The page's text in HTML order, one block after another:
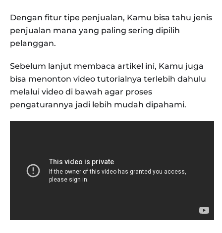
Dengan fitur tipe penjualan, Kamu bisa tahu jenis
penjualan mana yang paling sering dipilih
pelanggan.
Sebelum lanjut membaca artikel ini, Kamu juga
bisa menonton video tutorialnya terlebih dahulu
melalui video di bawah agar proses
pengaturannya jadi lebih mudah dipahami.